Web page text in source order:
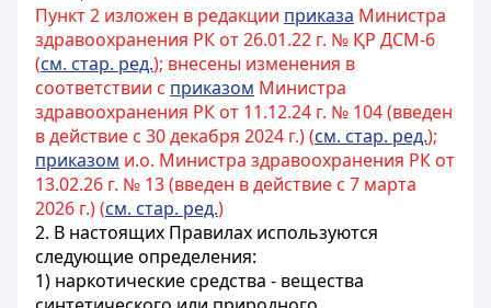
Пункт 2 изложен в редакции приказа Министра
здравоохранения РК от 26.01.22 г. № ҚР ДСМ-6
(см. стар. ред.); внесены изменения в
соответствии с приказом Министра
здравоохранения РК от 11.12.24 г. № 104 (введен
в действие с 30 декабря 2024 г.) (см. стар. ред.);
приказом и.о. Министра здравоохранения РК от
13.02.26 г. № 13 (введен в действие с 7 марта
2026 г.) (см. стар. ред.)
2. В настоящих Правилах используются
следующие определения:
1) наркотические средства - вещества